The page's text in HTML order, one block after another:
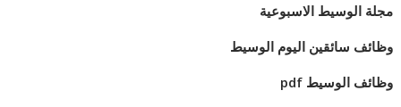
مجلة الوسيط الاسبوعية
وظائف سائقين اليوم الوسيط
وظائف الوسيط pdf